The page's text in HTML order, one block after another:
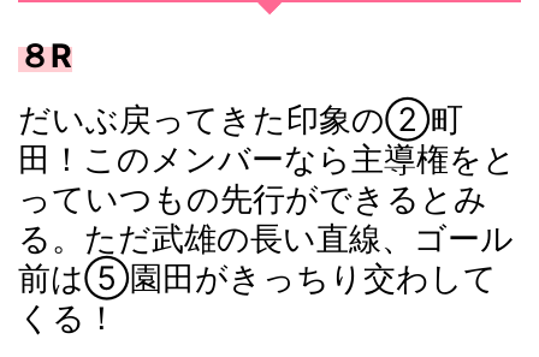
８R
だいぶ戻ってきた印象の②町
田！このメンバーなら主導権をと
っていつもの先行ができるとみ
る。ただ武雄の長い直線、ゴール
前は⑤園田がきっちり交わして
くる！